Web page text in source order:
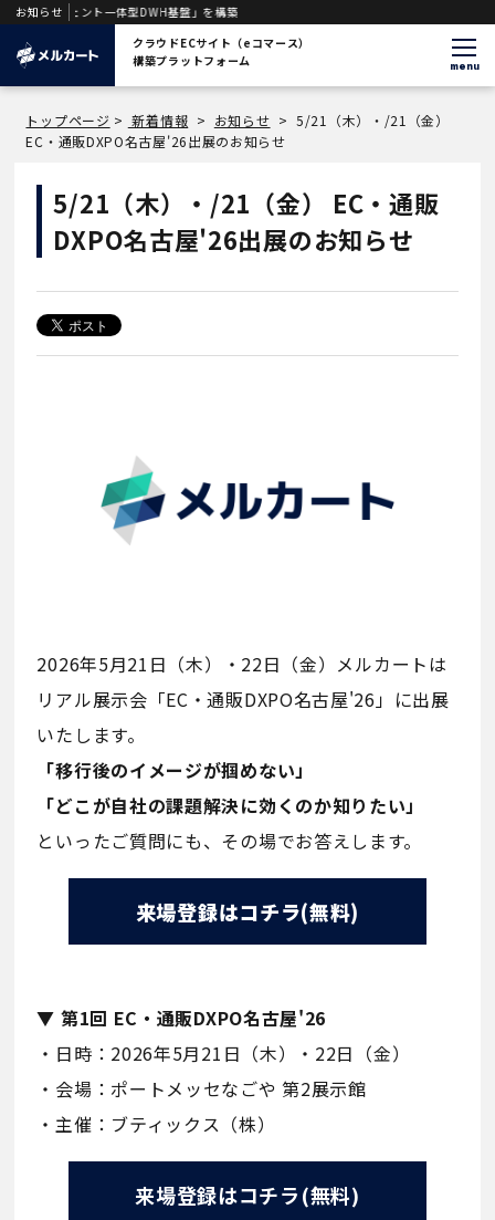
お知らせ
エージェント一体型DWH基盤」を構築
クラウドECサイト（eコマース）
構築プラットフォーム
menu
トップページ > 新着情報 > お知らせ > 5/21（木）・/21（金）
EC・通販DXPO名古屋'26出展のお知らせ
5/21（木）・/21（金） EC・通販
DXPO名古屋'26出展のお知らせ
2026年5月21日（木）・22日（金）メルカートは
リアル展示会「EC・通販DXPO名古屋'26」に出展
いたします。
「移行後のイメージが掴めない」
「どこが自社の課題解決に効くのか知りたい」
といったご質問にも、その場でお答えします。
来場登録はコチラ(無料)
▼ 第1回 EC・通販DXPO名古屋'26
・日時：2026年5月21日（木）・22日（金）
・会場：ポートメッセなごや 第2展示館
・主催：ブティックス（株）
来場登録はコチラ(無料)